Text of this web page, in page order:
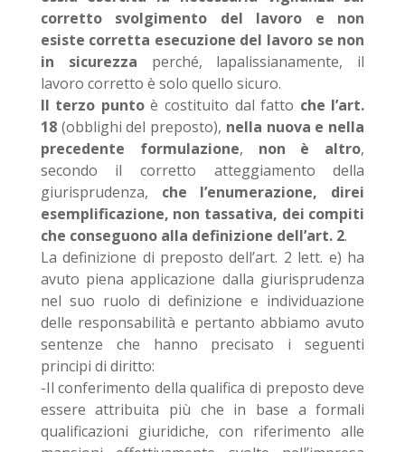
corretto svolgimento del lavoro e non
esiste corretta esecuzione del lavoro se non
in sicurezza perché, lapalissianamente, il
lavoro corretto è solo quello sicuro.
Il terzo puntoè costituito dal fatto che l’art.
18(obblighi del preposto), nella nuova e nella
precedente formulazione, non è altro,
secondo il corretto atteggiamento della
giurisprudenza, che l’enumerazione, direi
esemplificazione, non tassativa, dei compiti
che conseguono alla definizione dell’art. 2.
La definizione di preposto dell’art. 2 lett. e) ha
avuto piena applicazione dalla giurisprudenza
nel suo ruolo di definizione e individuazione
delle responsabilità e pertanto abbiamo avuto
sentenze che hanno precisato i seguenti
principi di diritto:
-Il conferimento della qualifica di preposto deve
essere attribuita più che in base a formali
qualificazioni giuridiche, con riferimento alle